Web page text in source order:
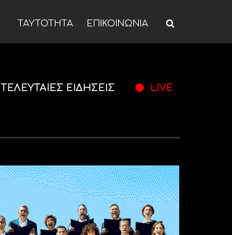
ΤΑΥΤΟΤΗΤΑ ΕΠΙΚΟΙΝΩΝΙΑ
ΤΕΛΕΥΤΑΙΕΣ ΕΙΔΗΣΕΙΣ LIVE